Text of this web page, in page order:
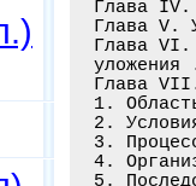
Глава
Глава V.
Глава VI.
Глава
1.
2.
3.
4.
5.